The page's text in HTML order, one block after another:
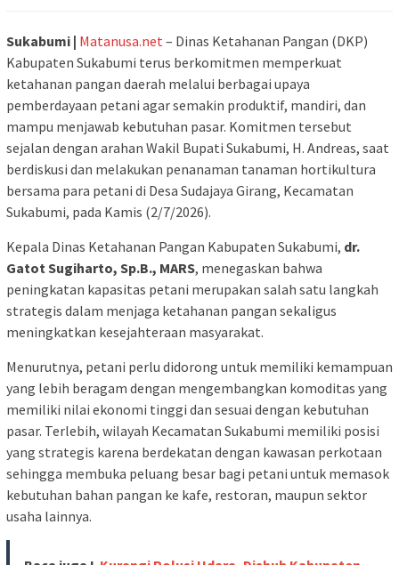
Sukabumi | Matanusa.net– Dinas Ketahanan Pangan (DKP)
Kabupaten Sukabumi terus berkomitmen memperkuat
ketahanan pangan daerah melalui berbagai upaya
pemberdayaan petani agar semakin produktif, mandiri, dan
mampu menjawab kebutuhan pasar. Komitmen tersebut
sejalan dengan arahan Wakil Bupati Sukabumi, H. Andreas, saat
berdiskusi dan melakukan penanaman tanaman hortikultura
bersama para petani di Desa Sudajaya Girang, Kecamatan
Sukabumi, pada Kamis (2/7/2026).
Kepala Dinas Ketahanan Pangan Kabupaten Sukabumi, dr.
Gatot Sugiharto, Sp.B., MARS, menegaskan bahwa
peningkatan kapasitas petani merupakan salah satu langkah
strategis dalam menjaga ketahanan pangan sekaligus
meningkatkan kesejahteraan masyarakat.
Menurutnya, petani perlu didorong untuk memiliki kemampuan
yang lebih beragam dengan mengembangkan komoditas yang
memiliki nilai ekonomi tinggi dan sesuai dengan kebutuhan
pasar. Terlebih, wilayah Kecamatan Sukabumi memiliki posisi
yang strategis karena berdekatan dengan kawasan perkotaan
sehingga membuka peluang besar bagi petani untuk memasok
kebutuhan bahan pangan ke kafe, restoran, maupun sektor
usaha lainnya.